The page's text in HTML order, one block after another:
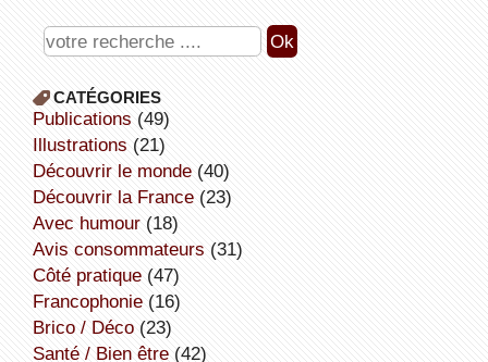
CATÉGORIES
publications (49)
illustrations (21)
découvrir le monde(40)
découvrir la France(23)
avec humour(18)
avis consommateurs (31)
côté pratique(47)
Francophonie(16)
Brico / Déco(23)
Santé / Bien être(42)